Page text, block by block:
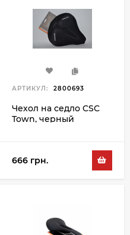
АРТИКУЛ: 2800693
Чехол на седло CSC
Town, черный
666 грн.